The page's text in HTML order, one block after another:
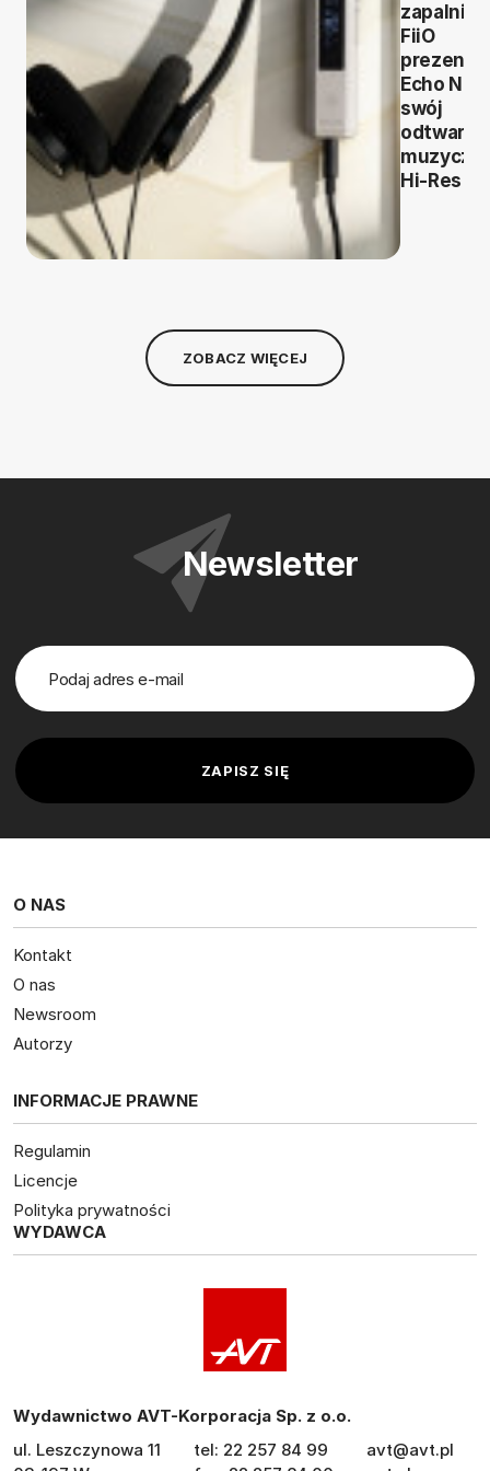
FiiO
Echo
swój
Hi-Res
ZOBACZ WIĘCEJ
Newsletter
O NAS
Kontakt
O nas
Newsroom
Autorzy
INFORMACJE PRAWNE
Regulamin
Licencje
Polityka prywatności
WYDAWCA
Wydawnictwo AVT-Korporacja Sp. z o.o.
ul. Leszczynowa 11
tel: 22 257 84 99
avt@avt.pl